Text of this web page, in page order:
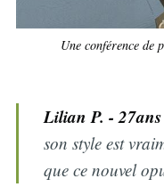
Une conférence de
Lilian P. -
son style est
que ce nouvel